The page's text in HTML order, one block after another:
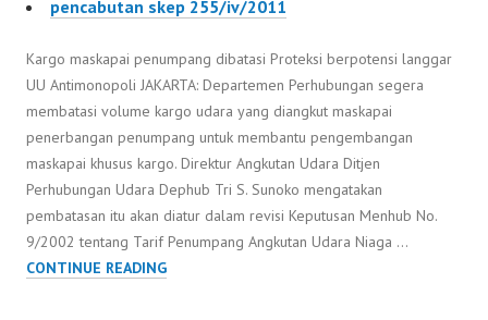
pencabutan skep 255/iv/2011
Kargo maskapai penumpang dibatasi Proteksi berpotensi langgar
UU Antimonopoli JAKARTA: Departemen Perhubungan segera
membatasi volume kargo udara yang diangkut maskapai
penerbangan penumpang untuk membantu pengembangan
maskapai khusus kargo. Direktur Angkutan Udara Ditjen
Perhubungan Udara Dephub Tri S. Sunoko mengatakan
pembatasan itu akan diatur dalam revisi Keputusan Menhub No.
9/2002 tentang Tarif Penumpang Angkutan Udara Niaga …
CONTINUE READINGKARGO